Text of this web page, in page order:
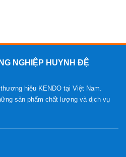
NGHIỆP HUYNH ĐỆ
hiệu KENDO tại Việt Nam.
sản phẩm chất lượng và dịch vụ